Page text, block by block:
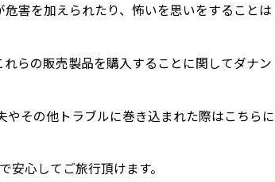
害を加えられたり、怖いを思いをすることは
らの販売製品を購入することに関してダナン
その他トラブルに巻き込まれた際はこちらに
心してご旅行頂けます。